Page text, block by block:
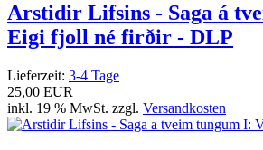
Arstidir Lifsins - Saga á
Eigi fjoll né firðir - DLP
Lieferzeit: 3-4 Tage
25,00 EUR
inkl. 19 % MwSt. zzgl. Versandkosten